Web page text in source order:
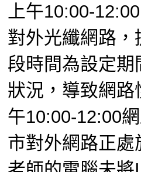
上午10:00-
對外光纖網路
段時間為設定
狀況，導致網
午10:00-12:00
市對外網路正